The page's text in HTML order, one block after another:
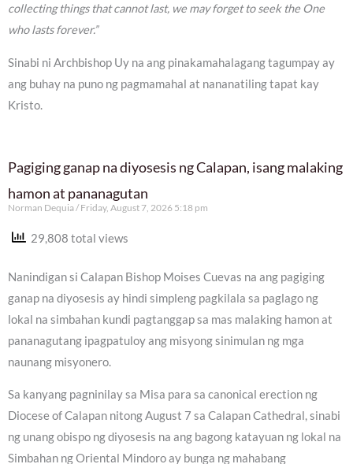
collecting things that cannot last, we may forget to seek the One
who lasts forever.”
Sinabi ni Archbishop Uy na ang pinakamahalagang tagumpay ay
ang buhay na puno ng pagmamahal at nananatiling tapat kay
Kristo.
Pagiging ganap na diyosesis ng Calapan, isang malaking
hamon at pananagutan
Norman Dequia Friday, August 7, 2026 5:18 pm
29,808 total views
Nanindigan si Calapan Bishop Moises Cuevas na ang pagiging
ganap na diyosesis ay hindi simpleng pagkilala sa paglago ng
lokal na simbahan kundi pagtanggap sa mas malaking hamon at
pananagutang ipagpatuloy ang misyong sinimulan ng mga
naunang misyonero.
Sa kanyang pagninilay sa Misa para sa canonical erection ng
Diocese of Calapan nitong August 7 sa Calapan Cathedral, sinabi
ng unang obispo ng diyosesis na ang bagong katayuan ng lokal na
Simbahan ng Oriental Mindoro ay bunga ng mahabang